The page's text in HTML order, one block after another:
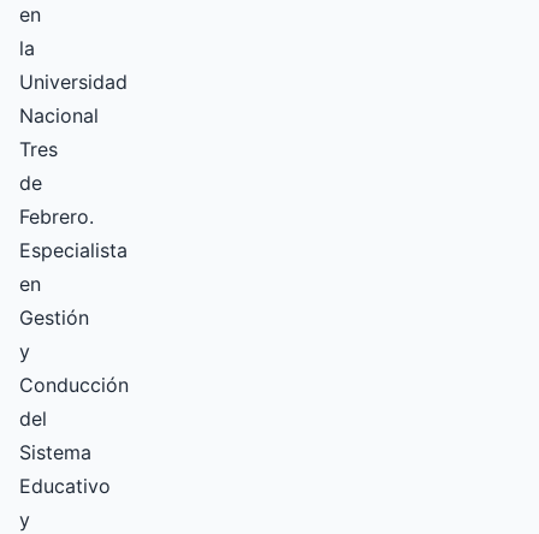
en
la
Universidad
Nacional
Tres
de
Febrero.
Especialista
en
Gestión
y
Conducción
del
Sistema
Educativo
y